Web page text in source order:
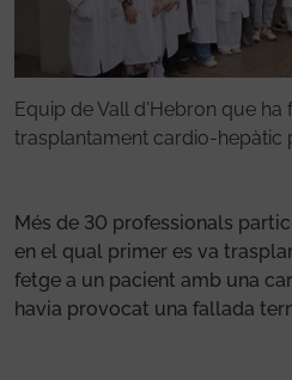
Equip de Vall d'Hebron que ha
trasplantament cardio-hepàtic
Més de 30 professionals
en el qual primer es va
fetge a un pacient amb una
havia provocat una fallada